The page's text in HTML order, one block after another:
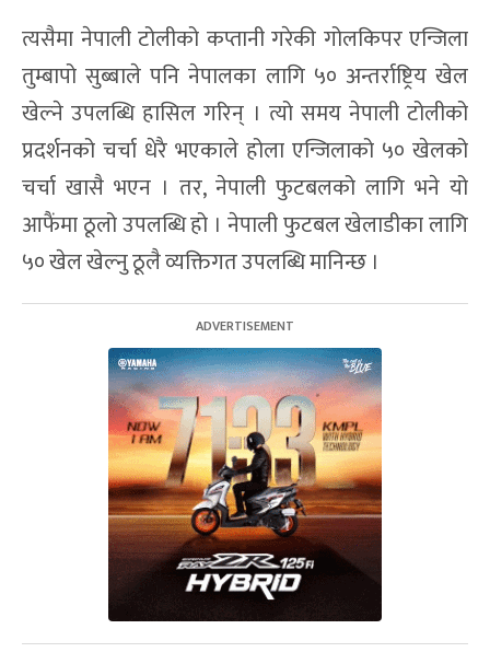
त्यसैमा नेपाली टोलीको कप्तानी गरेकी गोलकिपर एन्जिला
तुम्बापो सुब्बाले पनि नेपालका लागि ५० अन्तर्राष्ट्रिय खेल
खेल्ने उपलब्धि हासिल गरिन् । त्यो समय नेपाली टोलीको
प्रदर्शनको चर्चा धेरै भएकाले होला एन्जिलाको ५० खेलको
चर्चा खासै भएन । तर, नेपाली फुटबलको लागि भने यो
आफैंमा ठूलो उपलब्धि हो । नेपाली फुटबल खेलाडीका लागि
५० खेल खेल्नु ठूलै व्यक्तिगत उपलब्धि मानिन्छ ।